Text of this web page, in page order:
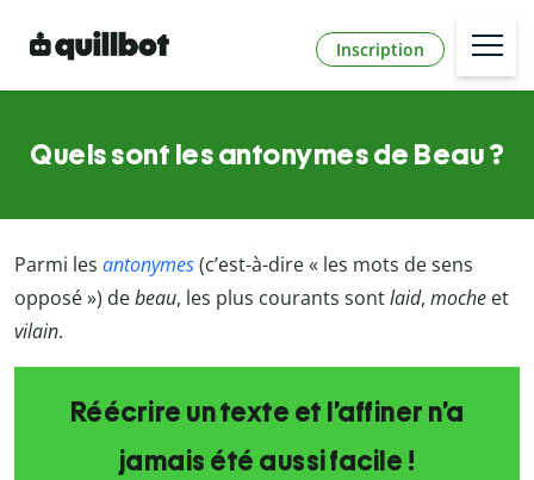
Inscription
Quels sont les antonymes de Beau ?
Parmi les antonymes(c’est-à-dire « les mots de sens
opposé ») debeau, les plus courants sontlaid, moche et
vilain.
Réécrire un texte et l’affiner n’a
jamais été aussi facile !